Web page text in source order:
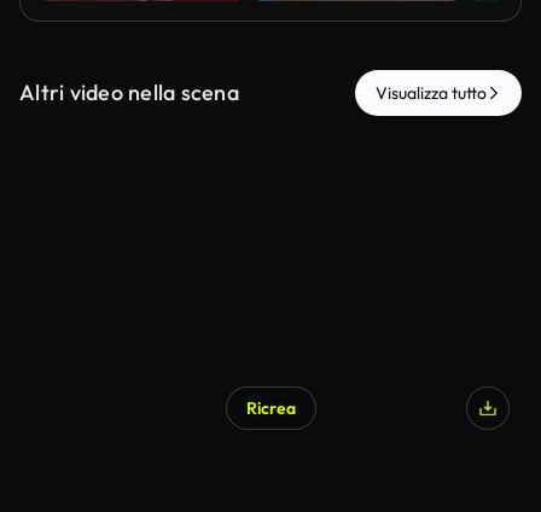
Altri video nella scena Visualizza tutto
Ricrea